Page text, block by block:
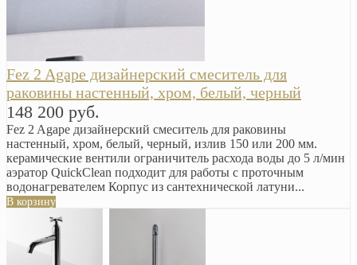
Fez 2 Agape дизайнерский смеситель для
раковины настенный, хром, белый, черный
148 200 руб.
Fez 2 Agape дизайнерский смеситель для раковины
настенный, хром, белый, черный, излив 150 или 200 мм.
керамические вентили ограничитель расхода воды до 5 л/мин
аэратор QuickClean подходит для работы с проточным
водонагревателем Корпус из сантехнической латуни...
В корзину